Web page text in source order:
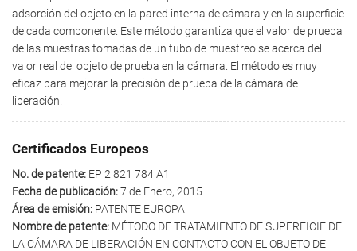
adsorción del objeto en la pared interna de cámara y en la superficie
de cada componente. Este método garantiza que el valor de prueba
de las muestras tomadas de un tubo de muestreo se acerca del
valor real del objeto de prueba en la cámara. El método es muy
eficaz para mejorar la precisión de prueba de la cámara de
liberación.
Certificados Europeos
No. de patente: EP 2 821 784 A1
Fecha de publicación:7 de Enero, 2015
Área de emisión: PATENTE EUROPA
Nombre de patente: MÉTODO DE TRATAMIENTO DE SUPERFICIE DE
LA CÁMARA DE LIBERACIÓN EN CONTACTO CON EL OBJETO DE